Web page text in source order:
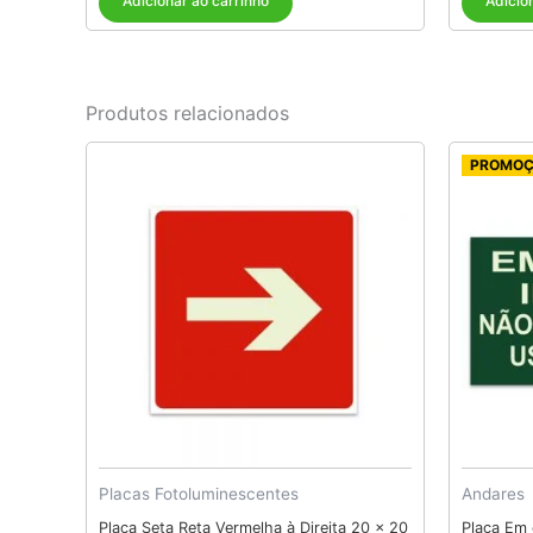
Produtos relacionados
Placas Fotoluminescentes
Placa Seta Reta Vermelha à Direita 20 x 20
Andares
Placa